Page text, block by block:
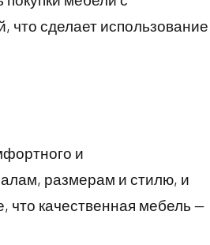
что сделает использование
и
размерам и стилю, и
что качественная мебель —